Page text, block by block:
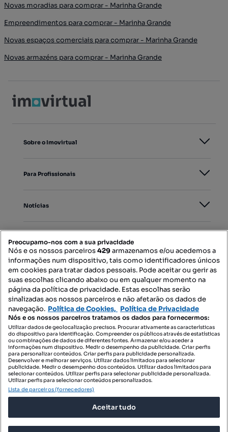
Novas moradias para comprar - Marinha Grande
Empreendimentos para comprar - Marinha Grande
Novas espaços comerciais para comprar - Marinha Grande
Novas armazéns para comprar - Marinha Grande
Sobre o Imovirtual
Para Profissionais
Notícias
Mapa do Site
Contacte-nos
SIGA-NOS:
DESCARREGAR NA:
Preocupamo-nos com a sua privacidade
Nós e os nossos parceiros429armazenamos e/ou acedemos a
informações num dispositivo, tais como identificadores únicos
em cookies para tratar dados pessoais. Pode aceitar ou gerir as
suas escolhas clicando abaixo ou em qualquer momento na
página da política de privacidade. Estas escolhas serão
sinalizadas aos nossos parceiros e não afetarão os dados de
navegação. Política de Cookies, Política de Privacidade
Nós e os nossos parceiros tratamos os dados para fornecermos:
Utilizar dados de geolocalização precisos. Procurar ativamente as características
do dispositivo para identificação. Compreender os públicos através de estatísticas
ou combinações de dados de diferentes fontes. Armazenar e/ou aceder a
informações num dispositivo. Medir o desempenho da publicidade. Criar perfis
para personalizar conteúdos. Criar perfis para publicidade personalizada.
Desenvolver e melhorar serviços. Utilizar dados limitados para selecionar
publicidade. Medir o desempenho dos conteúdos. Utilizar dados limitados para
selecionar conteúdos. Utilizar perfis para selecionar publicidade personalizada.
Utilizar perfis para selecionar conteúdos personalizados.
Lista de parceiros (fornecedores)
Aceitar tudo